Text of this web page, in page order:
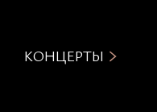
КОНЦЕРТЫ